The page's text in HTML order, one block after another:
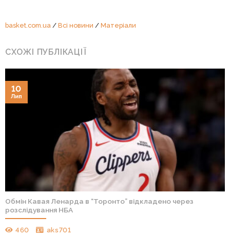
basket.com.ua/ Всі новини / Матеріали
СХОЖІ ПУБЛІКАЦІЇ
Обмін Кавая Ленарда в “Торонто” відкладено через
розслідування НБА
460 aks701
10
Лип